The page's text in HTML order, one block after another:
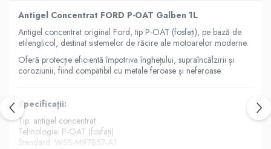
Vaseline si Unsori Auto
Cosmetica Auto
Bureti,Lavete,Accesorii
Intretinere exterior
Intretinere interior
Odorizante Auto
Siguranta Auto
Kituri siguranta
Antigel Concentrat FORD P-OAT Galben 1L
Antigel concentrat original Ford, tip P-OAT (fosfați), pe bază de
etilenglicol, destinat sistemelor de răcire ale motoarelor moderne.
Oferă protecție eficientă împotriva înghețului, supraîncălzirii și
coroziunii, fiind compatibil cu metale feroase și neferoase.
Specificații:
Tip: antigel concentrat
Tehnologie: P-OAT (fosfați)
Standard: WSS-M97B57-A1